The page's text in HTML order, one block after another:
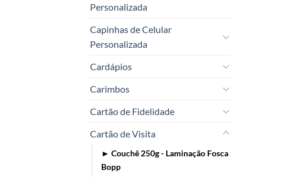
Personalizada
Capinhas de Celular
Personalizada
Cardápios
Carimbos
Cartão de Fidelidade
Cartão de Visita
► Couchê 250g - Laminação Fosca
Bopp